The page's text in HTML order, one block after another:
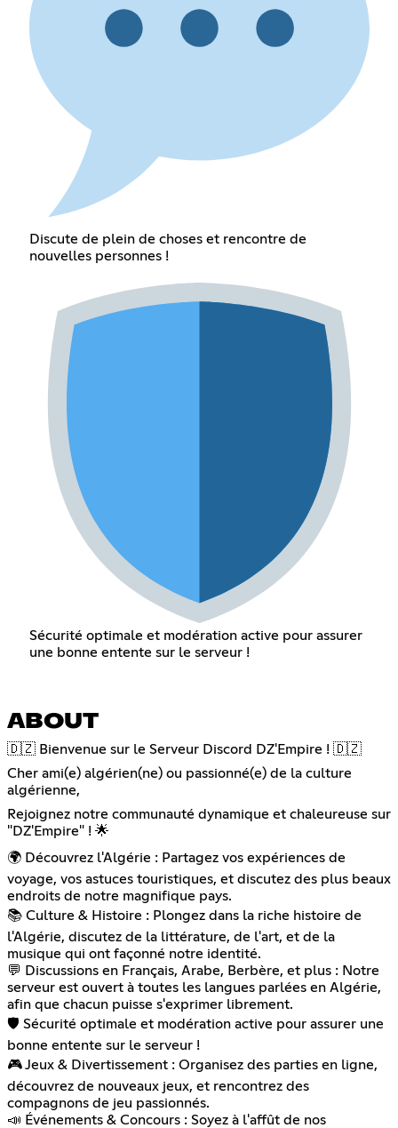
Discute de plein de choses et rencontre de
nouvelles personnes !
Sécurité optimale et modération active pour assurer
une bonne entente sur le serveur !
ABOUT
🇩🇿 Bienvenue sur le Serveur Discord DZ'Empire ! 🇩🇿
Cher ami(e) algérien(ne) ou passionné(e) de la culture
algérienne,
Rejoignez notre communauté dynamique et chaleureuse sur
"DZ'Empire" ! 🌟
🌍 Découvrez l'Algérie : Partagez vos expériences de
voyage, vos astuces touristiques, et discutez des plus beaux
endroits de notre magnifique pays.
📚 Culture & Histoire : Plongez dans la riche histoire de
l'Algérie, discutez de la littérature, de l'art, et de la
musique qui ont façonné notre identité.
💬 Discussions en Français, Arabe, Berbère, et plus : Notre
serveur est ouvert à toutes les langues parlées en Algérie,
afin que chacun puisse s'exprimer librement.
🛡️ Sécurité optimale et modération active pour assurer une
bonne entente sur le serveur !
🎮 Jeux & Divertissement : Organisez des parties en ligne,
découvrez de nouveaux jeux, et rencontrez des
compagnons de jeu passionnés.
📣 Événements & Concours : Soyez à l'affût de nos